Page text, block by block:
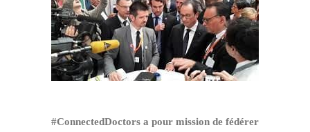
#ConnectedDoctors a pour mission de fédérer